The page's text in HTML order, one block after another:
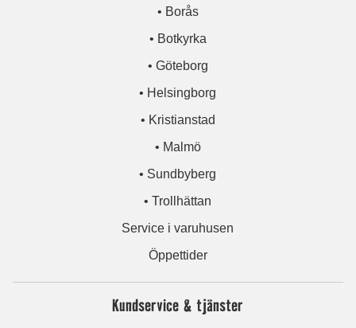
• Borås
• Botkyrka
• Göteborg
• Helsingborg
• Kristianstad
• Malmö
• Sundbyberg
• Trollhättan
Service i varuhusen
Öppettider
Kundservice & tjänster